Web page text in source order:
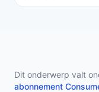
Dit onderwerp valt
abonnement